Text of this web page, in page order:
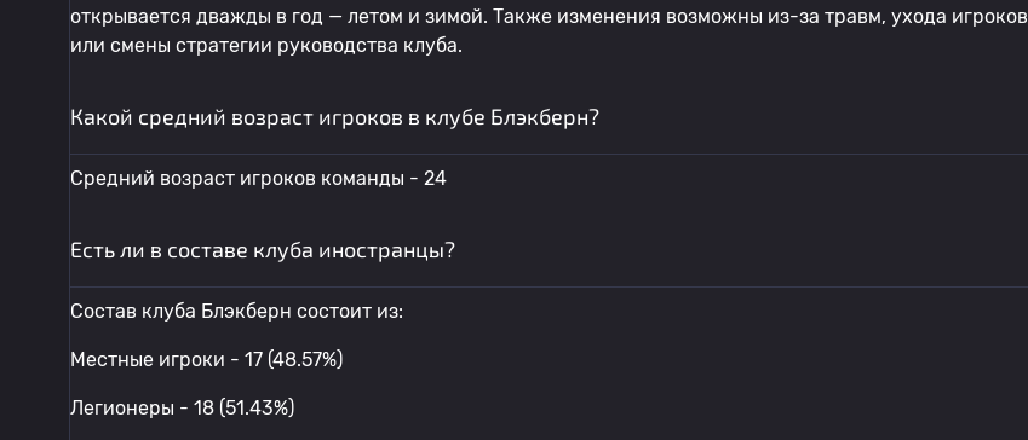
открывается дважды в год — летом и зимой. Также изменения возможны из-за травм, ухода игроков
или смены стратегии руководства клуба.
Какой средний возраст игроков в клубе Блэкберн?
Средний возраст игроков команды - 24
Есть ли в составе клуба иностранцы?
Состав клуба Блэкберн состоит из:
Местные игроки - 17 (48.57%)
Легионеры - 18 (51.43%)